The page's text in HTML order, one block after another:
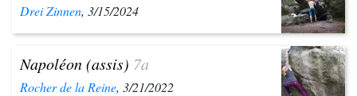
Drei Zinnen, 3/15/2024
Napoléon (assis) 7a
Rocher de la Reine, 3/21/2022